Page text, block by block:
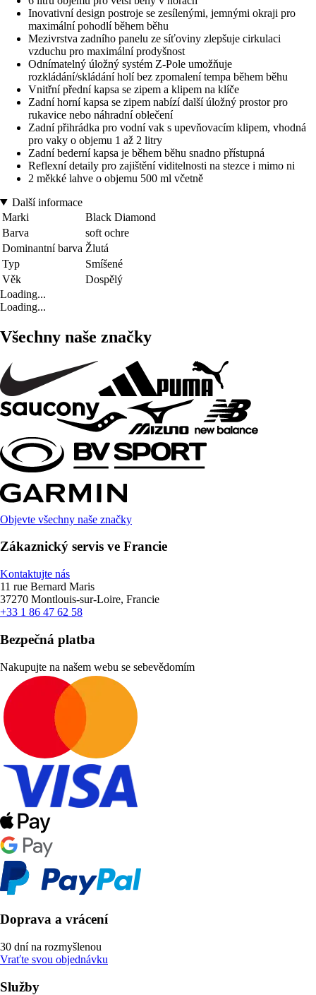
Inovativní design postroje se zesílenými, jemnými okraji pro
maximální pohodlí během běhu
Mezivrstva zadního panelu ze síťoviny zlepšuje cirkulaci
vzduchu pro maximální prodyšnost
Odnímatelný úložný systém Z-Pole umožňuje
rozkládání/skládání holí bez zpomalení tempa během běhu
Vnitřní přední kapsa se zipem a klipem na klíče
Zadní horní kapsa se zipem nabízí další úložný prostor pro
rukavice nebo náhradní oblečení
Zadní přihrádka pro vodní vak s upevňovacím klipem, vhodná
pro vaky o objemu 1 až 2 litry
Zadní bederní kapsa je během běhu snadno přístupná
Reflexní detaily pro zajištění viditelnosti na stezce i mimo ni
2 měkké lahve o objemu 500 ml včetně
Další informace
Marki
Black Diamond
Barva
soft ochre
Dominantní barva Žlutá
Typ
Smíšené
Věk
Dospělý
Loading...
Loading...
Všechny naše značky
Objevte všechny naše značky
Zákaznický servis ve Francie
Kontaktujte nás
11 rue Bernard Maris
37270 Montlouis-sur-Loire, Francie
+33 1 86 47 62 58
Bezpečná platba
Nakupujte na našem webu se sebevědomím
Doprava a vrácení
30 dní na rozmyšlenou
Vraťte svou objednávku
Služby